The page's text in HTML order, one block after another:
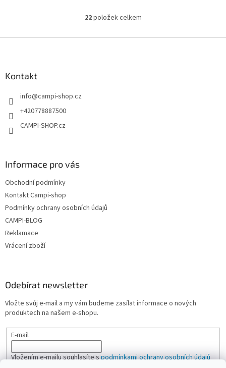
stabilním kovovém provedení s
šestihranného klíče a poté
zajištěno...
O
l
22položek celkem
Kontakt
info@campi-shop.cz
+420778887500
CAMPI-SHOP.cz
Informace pro vás
Obchodní podmínky
Kontakt Campi-shop
Podmínky ochrany osobních údajů
CAMPI-BLOG
Reklamace
Vrácení zboží
Odebírat newsletter
Vložte svůj e-mail a my vám budeme zasílat informace o nových
produktech na našem e-shopu.
E-mail
Vložením e-mailu souhlasíte spodmínkami ochrany osobních údajů